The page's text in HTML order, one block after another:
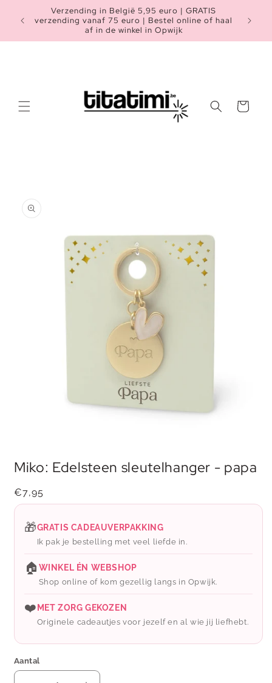
naar de
content
Verzending in België 5,95 euro | GRATIS
verzending vanaf 75 euro | Bestel online of haal
af in de winkel in Opwijk
Heb je
Winkelwagen
openen
Miko: Edelsteen sleutelhanger - papa
Normale
prijs
€7,95
🎁GRATIS CADEAUVERPAKKING
Ik pak je bestelling met veel liefde in.
🏠 WINKEL ÉN WEBSHOP
Shop online of kom gezellig langs in Opwijk.
❤️ MET ZORG GEKOZEN
Originele cadeautjes voor jezelf en al wie jij liefhebt.
Aantal